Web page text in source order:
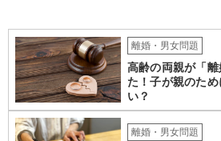
離婚・男女問題
高齢の両親が「
た！子が親のた
い？
離婚・男女問題